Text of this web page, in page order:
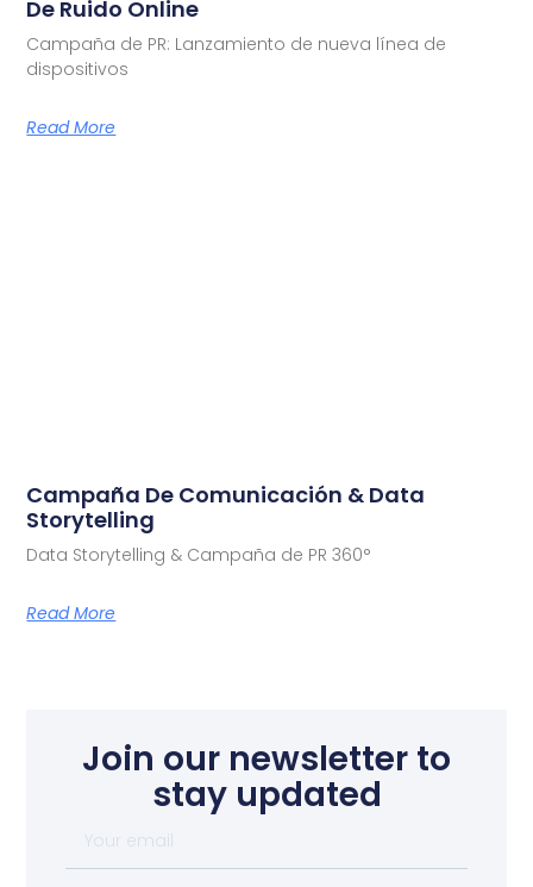
De Ruido Online
Campaña de PR: Lanzamiento de nueva línea de
dispositivos
Read More
Campaña De Comunicación & Data
Storytelling
Data Storytelling & Campaña de PR 360°
Read More
Join our newsletter to
stay updated